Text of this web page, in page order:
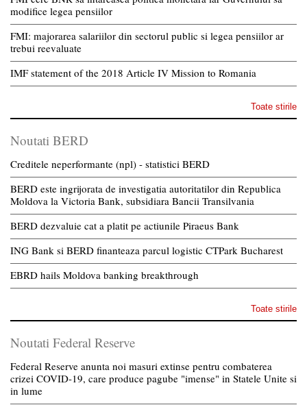
modifice legea pensiilor
FMI: majorarea salariilor din sectorul public si legea pensiilor ar
trebui reevaluate
IMF statement of the 2018 Article IV Mission to Romania
Toate stirile
Noutati BERD
Creditele neperformante (npl) - statistici BERD
BERD este ingrijorata de investigatia autoritatilor din Republica
Moldova la Victoria Bank, subsidiara Bancii Transilvania
BERD dezvaluie cat a platit pe actiunile Piraeus Bank
ING Bank si BERD finanteaza parcul logistic CTPark Bucharest
EBRD hails Moldova banking breakthrough
Toate stirile
Noutati Federal Reserve
Federal Reserve anunta noi masuri extinse pentru combaterea
crizei COVID-19, care produce pagube "imense" in Statele Unite si
in lume